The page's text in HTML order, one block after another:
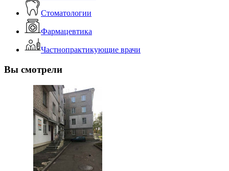
Стоматологии
Фармацевтика
Частнопрактикующие врачи
Вы смотрели